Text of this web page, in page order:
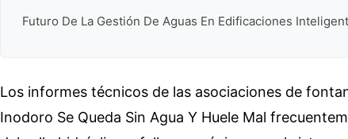
Futuro De La Gestión De Aguas En Edificaciones
Los informes técnicos de las asociaciones de
Inodoro Se Queda Sin Agua Y Huele Mal